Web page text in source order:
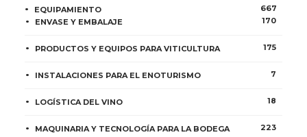
EQUIPAMIENTO
667
ENVASE Y EMBALAJE
170
PRODUCTOS Y EQUIPOS PARA VITICULTURA 175
INSTALACIONES PARA EL ENOTURISMO 7
LOGÍSTICA DEL VINO 18
MAQUINARIA Y TECNOLOGÍA PARA LA BODEGA 223